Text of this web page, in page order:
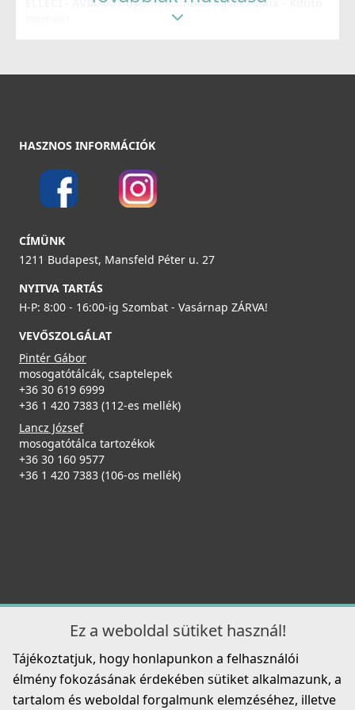
Részletek
ELLECI - Csaptelep Venere G51
MGKVEN51
49 990 Ft
ELLECI - Csaptelep Cloud G51
MGKCLO51
MGKTRA51
89 990 Ft
Részletek
34 890 Ft
ELLECI - ARI01300 Edényszárító Rollmat inox -
Mintatermi kifutó termék!
ARI01300
Részletek
HASZNOS INFORMÁCIÓK
CÍMÜNK
1211 Budapest, Mansfeld Péter u. 27
NYITVA TARTÁS
H-P: 8:00 - 16:00-ig Szombat - Vasárnap ZÁRVA!
VEVŐSZOLGÁLAT
Pintér Gábor
mosogatótálcák, csaptelepek
+36 30 619 6999
+36 1 420 7383 (112-es mellék)
Lancz József
mosogatótálca tartozékok
+36 30 160 9577
+36 1 420 7383 (106-os mellék)
Ez a weboldal sütiket használ!
Tájékoztatjuk, hogy honlapunkon a felhasználói
élmény fokozásának érdekében sütiket alkalmazunk, a
tartalom és weboldal forgalmunk elemzéséhez, illetve